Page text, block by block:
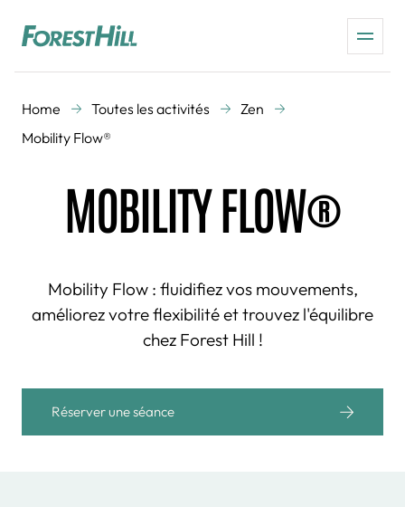
Home Toutes les activités
Zen
Mobility Flow®
MOBILITY FLOW®
Mobility Flow : fluidifiez vos mouvements,
améliorez votre flexibilité et trouvez l'équilibre
chez Forest Hill !
Réserver une séance